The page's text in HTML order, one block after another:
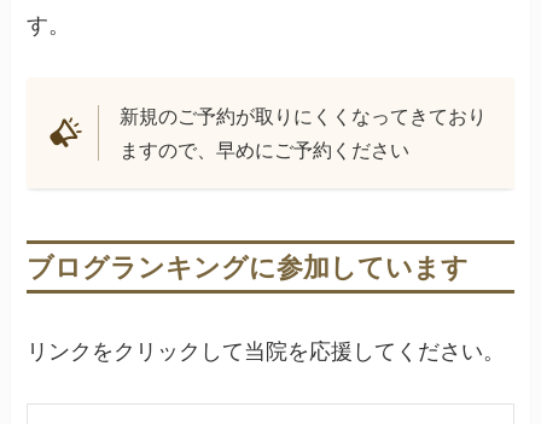
す。
新規のご予約が取りにくくなってきており
ますので、早めにご予約ください
ブログランキングに参加しています
リンクをクリックして当院を応援してください。